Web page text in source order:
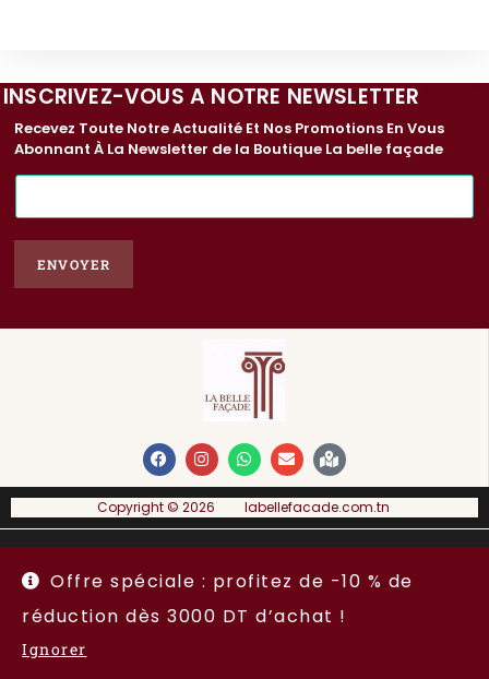
Offre spéciale : profitez de -10 % de
réduction dès 3000 DT d’achat !
Ignorer
INSCRIVEZ-VOUS A NOTRE NEWSLETTER
Recevez Toute Notre Actualité Et Nos Promotions En Vous
Abonnant À La Newsletter de la Boutique La belle façade
E
l
ENVOYER
Copyright © 2026 labellefacade.com.tn
A propos Condition générale de ventes Espace Vendeur
Copyright 2026 - labellefacade.com.tn